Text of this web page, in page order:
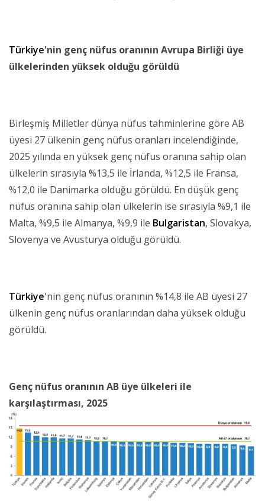
Türkiye'nin genç nüfus oranının Avrupa Birliği üye
ülkelerinden yüksek olduğu görüldü
Birleşmiş Milletler dünya nüfus tahminlerine göre AB
üyesi 27 ülkenin genç nüfus oranları incelendiğinde,
2025 yılında en yüksek genç nüfus oranına sahip olan
ülkelerin sırasıyla %13,5 ile İrlanda, %12,5 ile Fransa,
%12,0 ile Danimarka olduğu görüldü. En düşük genç
nüfus oranına sahip olan ülkelerin ise sırasıyla %9,1 ile
Malta, %9,5 ile Almanya, %9,9 ile Bulgaristan, Slovakya,
Slovenya ve Avusturya olduğu görüldü.
Türkiye'nin genç nüfus oranının %14,8 ile AB üyesi 27
ülkenin genç nüfus oranlarından daha yüksek olduğu
görüldü.
Genç nüfus oranının AB üye ülkeleri ile
karşılaştırması, 2025